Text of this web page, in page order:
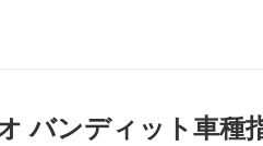
バンディット車種